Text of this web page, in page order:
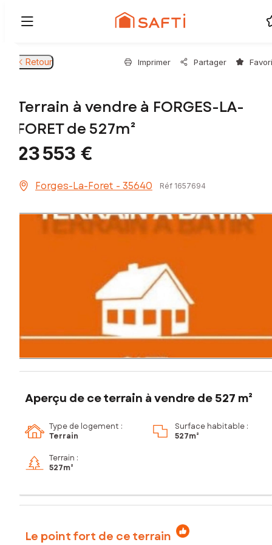
Retour Imprimer Partager
Terrain à vendre à FORGES-LA-
FORET de 527m²
23 553 €
Forges-La-Foret - 35640 Réf 1657694
Aperçu de ce terrain à vendre de 527 m²
Type de logement :
Terrain
Surface habitable :
527m²
Terrain :
527m²
Le point fort de ce terrain